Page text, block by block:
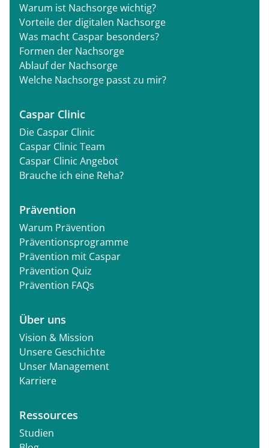
Warum ist Nachsorge wichtig?
Vorteile der digitalen Nachsorge
Was macht Caspar besonders?
Formen der Nachsorge
Ablauf der Nachsorge
Welche Nachsorge passt zu mir?
Caspar Clinic
Die Caspar Clinic
Caspar Clinic Team
Caspar Clinic Angebot
Brauche ich eine Reha?
Prävention
Warum Prävention
Präventionsprogramme
Prävention mit Caspar
Prävention Quiz
Prävention FAQs
Über uns
Vision & Mission
Unsere Geschichte
Unser Management
Karriere
Ressources
Studien